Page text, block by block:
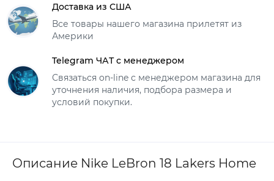
Доставка из США
Все товары нашего магазина прилетят из
Америки
Telegram ЧАТ с менеджером
Связаться on-line с менеджером магазина для
уточнения наличия, подбора размера и
условий покупки.
Описание Nike LeBron 18 Lakers Home